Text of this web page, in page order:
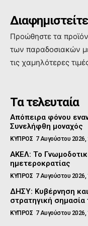
Διαφημιστείτε
Προώθηστε τα
των παραδοσιακών
τις χαμηλότερες
Τα τελευταία
Απόπειρα φόνου
Συνελήφθη μοναχός
ΚΥΠΡΟΣ 7 Αυγούστου 2026,
ΑΚΕΛ: Το
ημετεροκρατίας
ΚΥΠΡΟΣ 7 Αυγούστου 2026,
ΔΗΣΥ: Κυβέρνηση
στρατηγική σημασία
ΚΥΠΡΟΣ 7 Αυγούστου 2026,